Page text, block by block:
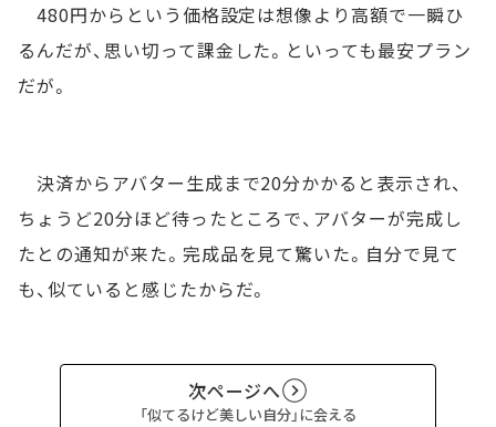
480円からという価格設定は想像より高額で一瞬ひ
るんだが、思い切って課金した。といっても最安プラン
だが。
決済からアバター生成まで20分かかると表示され、
ちょうど20分ほど待ったところで、アバターが完成し
たとの通知が来た。完成品を見て驚いた。自分で見て
も、似ていると感じたからだ。
次ページへ
「似てるけど美しい自分」に会える